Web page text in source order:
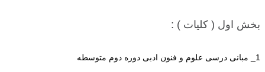
بخش اول ( کلیات ) :
1_ مبانی درسی علوم و فنون ادبی دوره دوم متوسطه